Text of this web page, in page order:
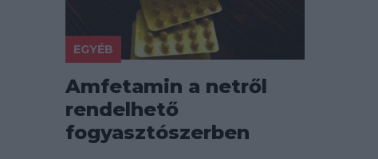
EGYÉB
Amfetamin a netről
rendelhető
fogyasztószerben